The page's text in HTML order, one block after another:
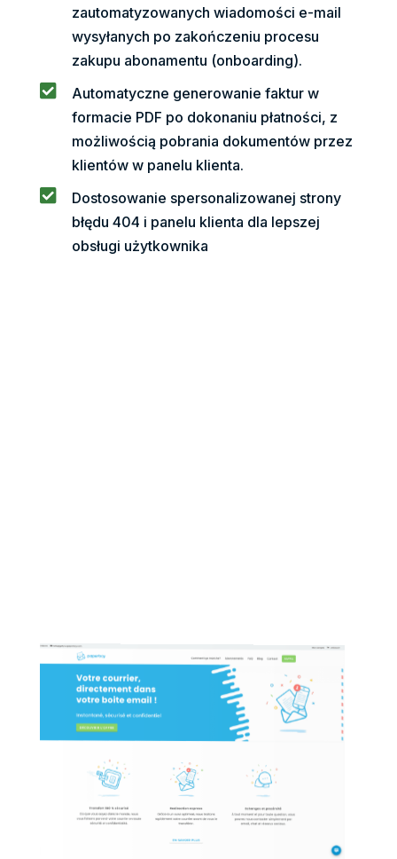
zautomatyzowanych wiadomości e-mail
wysyłanych po zakończeniu procesu
zakupu abonamentu (onboarding).

Automatyczne generowanie faktur w
formacie PDF po dokonaniu płatności, z
możliwością pobrania dokumentów przez
klientów w panelu klienta.

Dostosowanie spersonalizowanej strony
błędu 404 i panelu klienta dla lepszej
obsługi użytkownika